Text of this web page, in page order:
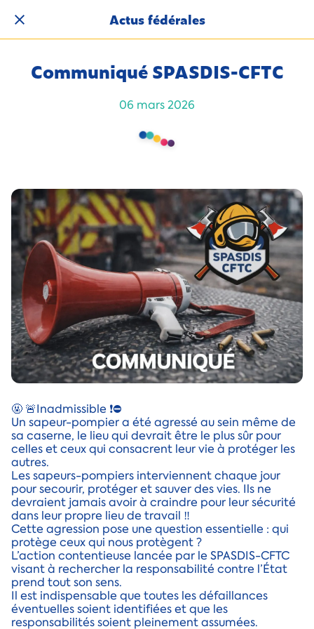
Actus fédérales
Communiqué SPASDIS-CFTC
06 mars 2026
🤬 🚨Inadmissible ❗️⛔️
Un sapeur-pompier a été agressé au sein même de
sa caserne, le lieu qui devrait être le plus sûr pour
celles et ceux qui consacrent leur vie à protéger les
autres.
Les sapeurs-pompiers interviennent chaque jour
pour secourir, protéger et sauver des vies. Ils ne
devraient jamais avoir à craindre pour leur sécurité
dans leur propre lieu de travail ‼️
Cette agression pose une question essentielle : qui
protège ceux qui nous protègent ?
L’action contentieuse lancée par le SPASDIS-CFTC
visant à rechercher la responsabilité contre l’État
prend tout son sens.
Il est indispensable que toutes les défaillances
éventuelles soient identifiées et que les
responsabilités soient pleinement assumées.